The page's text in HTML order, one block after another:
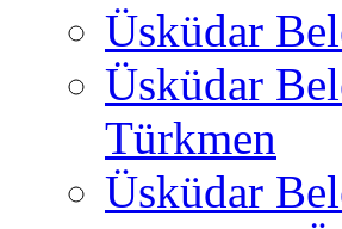
Üsküdar
Üsküdar
Türkmen
Üsküdar